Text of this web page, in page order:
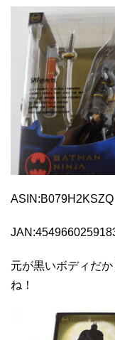
ASIN:B079H2KSZQ
元が黒いボディだ
ね！